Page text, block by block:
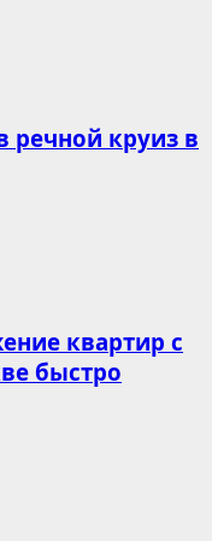
речной круиз в
квартир с
быстро